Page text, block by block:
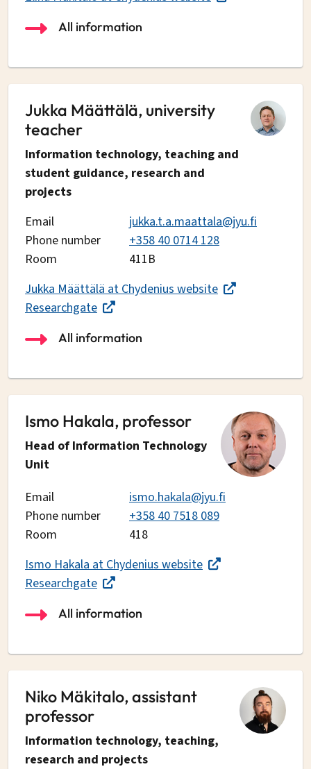
All information
Jukka Määttälä, university
teacher
Information technology, teaching and
student guidance, research and
projects
Email
jukka.t.a.maattala@jyu.fi
Phone number
+358 40 0714 128
Room
411B
Jukka Määttälä at Chydenius website
Researchgate
All information
Ismo Hakala, professor
Head of Information Technology
Unit
Email
ismo.hakala@jyu.fi
Phone number
+358 40 7518 089
Room
418
Ismo Hakala at Chydenius website
Researchgate
All information
Niko Mäkitalo, assistant
professor
Information technology, teaching,
research and projects